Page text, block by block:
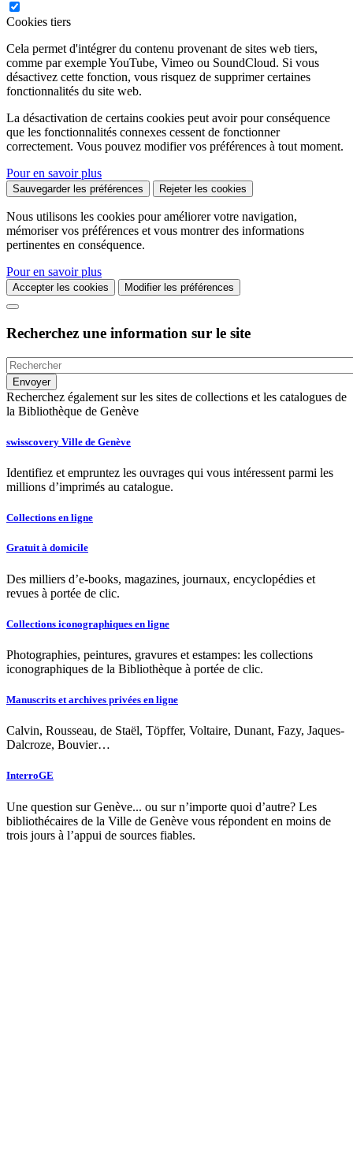
Cookies tiers
Cela permet d'intégrer du contenu provenant de sites web tiers,
comme par exemple YouTube, Vimeo ou SoundCloud. Si vous
désactivez cette fonction, vous risquez de supprimer certaines
fonctionnalités du site web.
La désactivation de certains cookies peut avoir pour conséquence
que les fonctionnalités connexes cessent de fonctionner
correctement. Vous pouvez modifier vos préférences à tout moment.
Pour en savoir plus
Sauvegarder les préférences Rejeter les cookies
Nous utilisons les cookies pour améliorer votre navigation,
mémoriser vos préférences et vous montrer des informations
pertinentes en conséquence.
Pour en savoir plus
Accepter les cookies Modifier les préférences
Recherchez une information sur le site
Recherchez également sur les sites de collections et les catalogues de
la Bibliothèque de Genève
swisscovery Ville de Genève
Identifiez et empruntez les ouvrages qui vous intéressent parmi les
millions d’imprimés au catalogue.
Collections en ligne
Gratuit à domicile
Des milliers d’e-books, magazines, journaux, encyclopédies et
revues à portée de clic.
Collections iconographiques en ligne
Photographies, peintures, gravures et estampes: les collections
iconographiques de la Bibliothèque à portée de clic.
Manuscrits et archives privées en ligne
Calvin, Rousseau, de Staël, Töpffer, Voltaire, Dunant, Fazy, Jaques-
Dalcroze, Bouvier…
InterroGE
Une question sur Genève... ou sur n’importe quoi d’autre? Les
bibliothécaires de la Ville de Genève vous répondent en moins de
trois jours à l’appui de sources fiables.